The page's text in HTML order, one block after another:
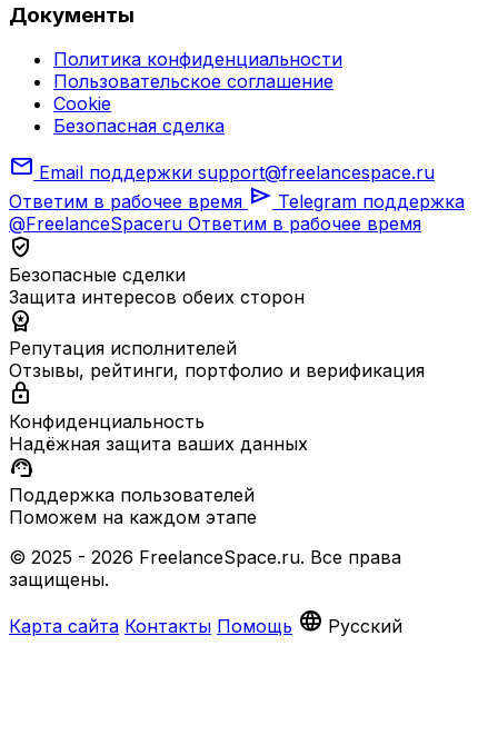
Документы
Политика конфиденциальности
Пользовательское соглашение
Cookie
Безопасная сделка
mail Email поддержки support@freelancespace.ru
Ответим в рабочее время send Telegram поддержка
@FreelanceSpaceru Ответим в рабочее время
verified_user
Безопасные сделки
Защита интересов обеих сторон
workspace_premium
Репутация исполнителей
Отзывы, рейтинги, портфолио и верификация
lock
Конфиденциальность
Надёжная защита ваших данных
support_agent
Поддержка пользователей
Поможем на каждом этапе
© 2025 - 2026 FreelanceSpace.ru. Все права
защищены.
Карта сайта Контакты Помощь language Русский